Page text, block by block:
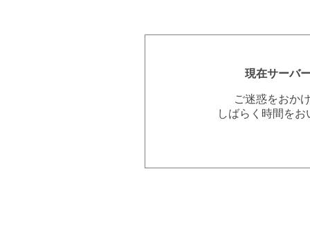
現在サーバ
ご迷惑をおか
しばらく時間を